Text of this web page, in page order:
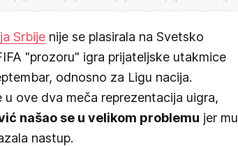
Srbije nije se plasirala na Svetsko
"prozoru" igra prijateljske utakmice
odnosno za Ligu nacija.
ove dva meča reprezentacija uigra,
našao se u velikom problemu jer mu
nastup.